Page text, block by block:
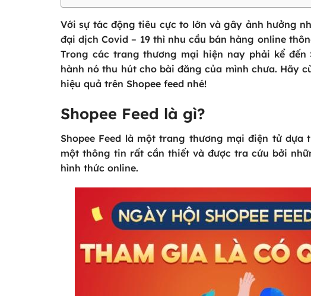
Với sự tác động tiêu cực to lớn và gây ảnh hưởng
đại dịch Covid – 19 thì nhu cầu bán hàng online
Trong các trang thương mại hiện nay phải kể
hành nó thu hút cho bài đăng của mình chưa. Hãy
hiệu quả trên Shopee feed nhé!
Shopee Feed là gì?
Shopee Feed là một trang thương mại điện tử dựa
một thông tin rất cần thiết và được tra cứu bởi
hình thức online.